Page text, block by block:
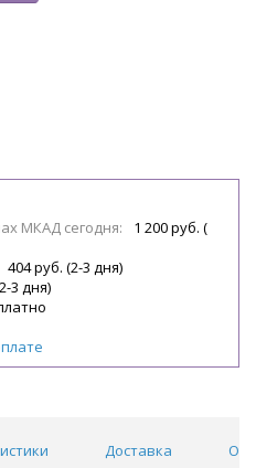
МКАД сегодня:
1 200 руб. (
404 руб. (2-3 дня)
3 дня)
Доставка